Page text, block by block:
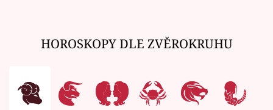
HOROSKOPY DLE ZVĚROKRUHU